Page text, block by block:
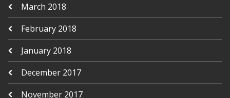
March 2018
February 2018
January 2018
December 2017
November 2017